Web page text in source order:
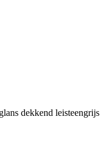
dekkend leisteengrijs